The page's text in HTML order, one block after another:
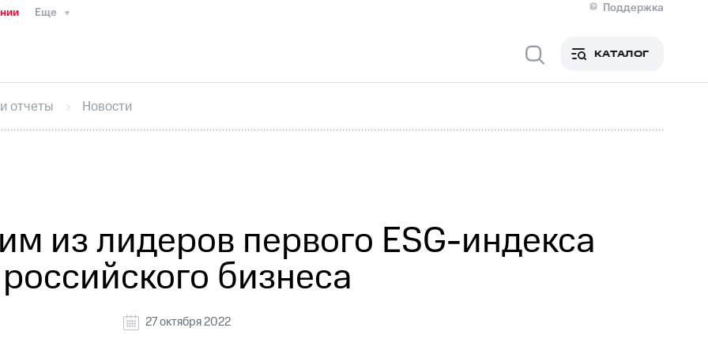
Еще
Поддержка
Медиа-центр
ИнтервьюФинансовая отчетностьКонтактыНовости в регионе
секретарьРаскрытие информации
кабинет акционераАкционерный капиталКонтроль и аудитРынок акций
КАТАЛОГ
отчеты Новости
из лидеров первого ESG-индекса
российского бизнеса
27 октября 2022